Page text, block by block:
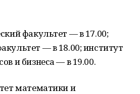
факультет — в 17.00;
— в 18.00; институт
и бизнеса — в 19.00.
математики и